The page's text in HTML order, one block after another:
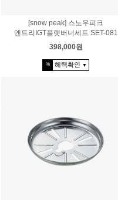
[snow peak] 스노우피크
엔트리IGT플랫버너세트 SET-081
398,000원
% 혜택확인 ▼